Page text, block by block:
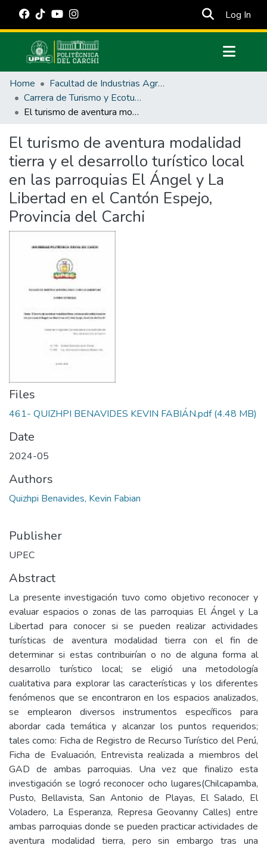
Log In
Communities & Collections
All of DSpace
Statistics
Estadísticas Externas
Manuales
Home
Facultad de Industrias Agropecuarias y Ciencias Ambientales
Carrera de Turismo y Ecoturimo
El turismo de aventura modalidad tierra y el desarrollo turístico local en las parroquias El Ángel y La Libertad en el Cantón Espejo, Provincia del Carchi
El turismo de aventura modalidad
tierra y el desarrollo turístico local
en las parroquias El Ángel y La
Libertad en el Cantón Espejo,
Provincia del Carchi
Files
461- QUIZHPI BENAVIDES KEVIN FABIÁN.pdf(4.48 MB)
Date
2024-05
Authors
Quizhpi Benavides, Kevin Fabian
Publisher
UPEC
Abstract
La presente investigación tuvo como objetivo reconocer y
evaluar espacios o zonas de las parroquias El Ángel y La
Libertad para conocer si se pueden realizar actividades
turísticas de aventura modalidad tierra con el fin de
determinar si estas contribuirían o no de alguna forma al
desarrollo turístico local; se eligió una metodología
cualitativa para explorar las características y los diferentes
fenómenos que se encontraron en los espacios analizados,
se emplearon diversos instrumentos específicos para
abordar cada temática y alcanzar los puntos requeridos;
tales como: Ficha de Registro de Recurso Turístico del Perú,
Ficha de Evaluación, Entrevista realizada a miembros del
GAD de ambas parroquias. Una vez que finalizo esta
investigación se logró reconocer ocho lugares(Chilcapamba,
Pusto, Bellavista, San Antonio de Playas, El Salado, El
Voladero, La Esperanza, Represa Geovanny Calles) entre
ambas parroquias donde se pueden practicar actividades de
aventura modalidad tierra, pero sin embargo tras una